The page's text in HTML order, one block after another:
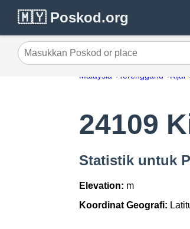
🇲🇾 Poskod.org
Masukkan Poskod or place
Malaysia Terengganu Kijal
24109
Statistik untuk
Elevation: m
Koordinat Geografi: